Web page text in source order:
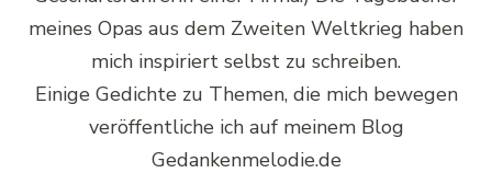
meines Opas aus dem Zweiten Weltkrieg haben
mich inspiriert selbst zu schreiben.
Einige Gedichte zu Themen, die mich bewegen
veröffentliche ich auf meinem Blog
Gedankenmelodie.de